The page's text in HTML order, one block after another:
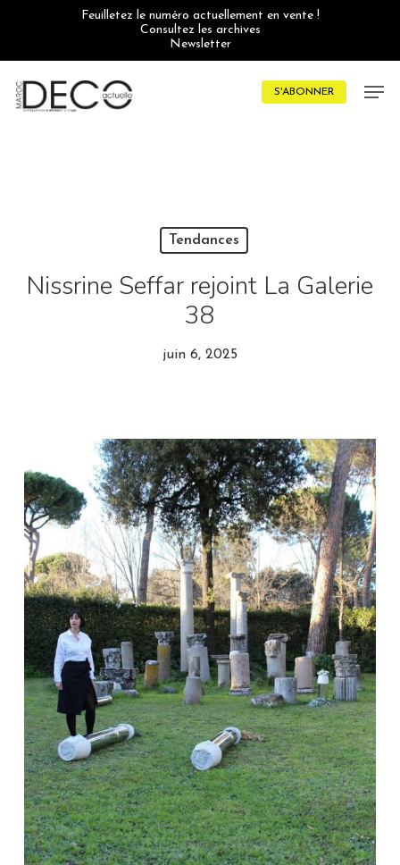
Feuilletez le numéro actuellement en vente !
Consultez les archives
Newsletter
S'ABONNER
Tendances
Nissrine Seffar rejoint La Galerie
38
juin 6, 2025